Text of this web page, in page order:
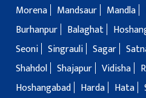
Morena
Mandsaur Mandla
Burhanpur
Balaghat
Seoni Singrauli Sagar
Shahdol Shajapur Vidisha
Hoshangabad
Harda Hata